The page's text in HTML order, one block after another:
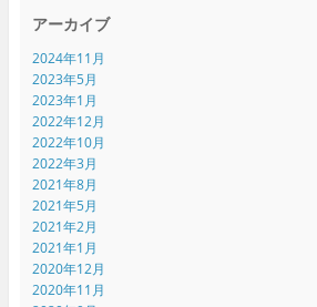
アーカイブ
2024年11月
2023年5月
2023年1月
2022年12月
2022年10月
2022年3月
2021年8月
2021年5月
2021年2月
2021年1月
2020年12月
2020年11月